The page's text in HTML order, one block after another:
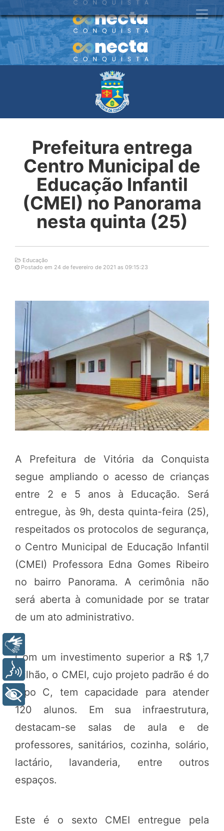
Prefeitura entrega
Centro Municipal de
Educação Infantil
(CMEI) no Panorama
nesta quinta (25)
Educação
Postado em 24 de fevereiro de 2021 as 09:15:23
A Prefeitura de Vitória da Conquista
segue ampliando o acesso de crianças
entre 2 e 5 anos à Educação. Será
entregue, às 9h, desta quinta-feira (25),
respeitados os protocolos de segurança,
o Centro Municipal de Educação Infantil
(CMEI) Professora Edna Gomes Ribeiro
no bairro Panorama. A cerimônia não
será aberta à comunidade por se tratar
de um ato administrativo.
Com um investimento superior a R$ 1,7
milhão, o CMEI, cujo projeto padrão é do
Tipo C, tem capacidade para atender
120 alunos. Em sua infraestrutura,
destacam-se salas de aula e de
professores, sanitários, cozinha, solário,
lactário, lavanderia, entre outros
espaços.
Este é o sexto CMEI entregue pela
Voz
+ Acessibilidade